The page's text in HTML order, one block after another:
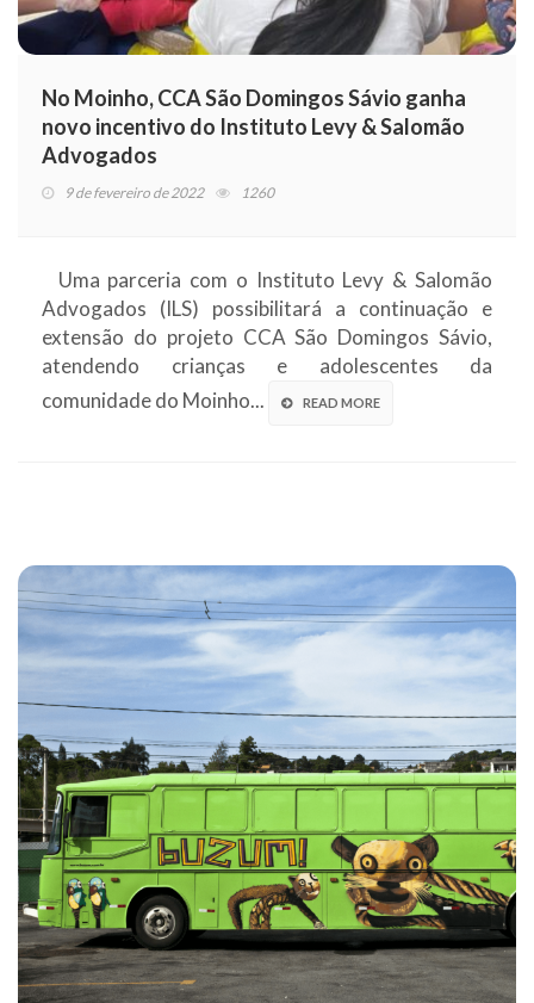
No Moinho, CCA São Domingos Sávio ganha
novo incentivo do Instituto Levy & Salomão
Advogados
9 de fevereiro de 2022 1260
Uma parceria com o Instituto Levy & Salomão
Advogados (ILS) possibilitará a continuação e
extensão do projeto CCA São Domingos Sávio,
atendendo crianças e adolescentes da
comunidade do Moinho...
READ MORE